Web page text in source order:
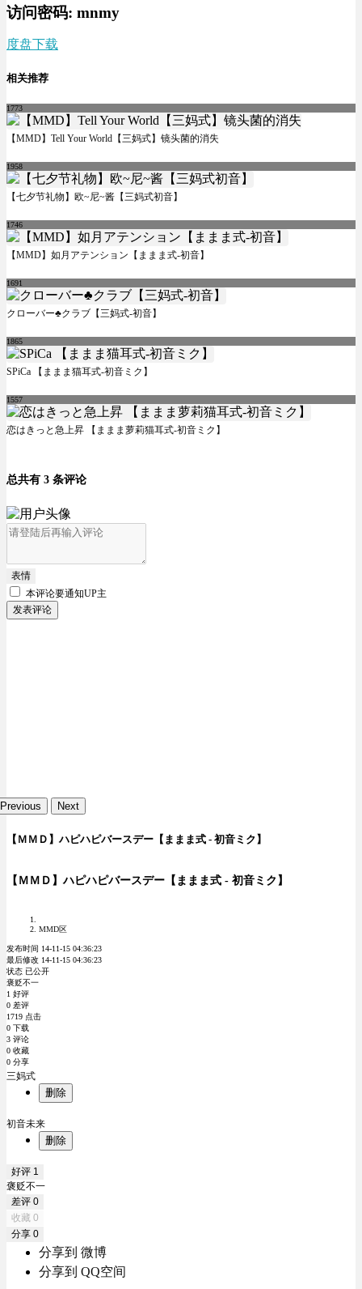
访问密码: mnmy
度盘下载
相关推荐
1773
【MMD】Tell Your World【三妈式】镜头菌的消失
1958
【七夕节礼物】欧~尼~酱【三妈式初音】
1746
【MMD】如月アテンション【ままま式-初音】
1691
クローバー♣クラブ【三妈式-初音】
1865
SPiCa 【ままま猫耳式-初音ミク】
1557
恋はきっと急上昇 【ままま萝莉猫耳式-初音ミク】
总共有 3 条评论
表情
本评论要通知UP主
发表评论
Previous Next
【ＭＭＤ】ハピハピバースデー【ままま式 - 初音ミク】
【ＭＭＤ】ハピハピバースデー【ままま式 - 初音ミク】
MMD区
发布时间 14-11-15 04:36:23
最后修改 14-11-15 04:36:23
状态 已公开
褒贬不一
1 好评
0 差评
1719 点击
0 下载
3 评论
0 收藏
0 分享
三妈式
删除
初音未来
删除
好评 1
褒贬不一
差评 0
收藏 0
分享 0
分享到 微博
分享到 QQ空间